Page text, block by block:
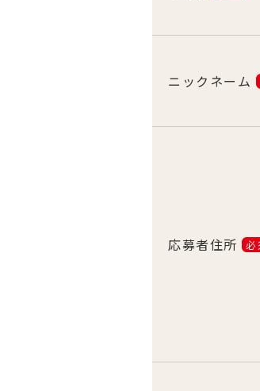
ニックネーム
応募者住所 必